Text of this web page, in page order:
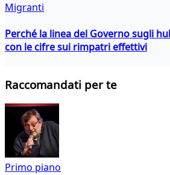
Migranti
Perché la linea del Governo sugli
con le cifre sui rimpatri effettivi
Raccomandati per te
Primo piano